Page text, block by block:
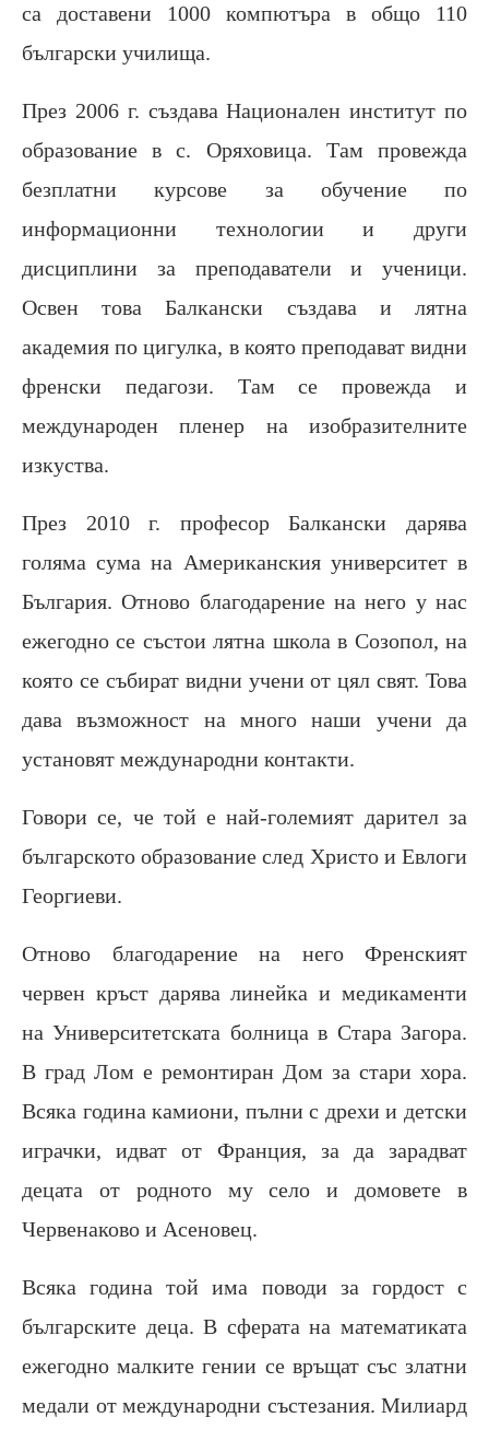
са доставени 1000 компютъра в общо 110
български училища.
През 2006 г. създава Национален институт по
образование в с. Оряховица. Там провежда
безплатни курсове за обучение по
информационни технологии и други
дисциплини за преподаватели и ученици.
Освен това Балкански създава и лятна
академия по цигулка, в която преподават видни
френски педагози. Там се провежда и
международен пленер на изобразителните
изкуства.
През 2010 г. професор Балкански дарява
голяма сума на Американския университет в
България. Отново благодарение на него у нас
ежегодно се състои лятна школа в Созопол, на
която се събират видни учени от цял свят. Това
дава възможност на много наши учени да
установят международни контакти.
Говори се, че той е най-големият дарител за
българското образование след Христо и Евлоги
Георгиеви.
Отново благодарение на него Френският
червен кръст дарява линейка и медикаменти
на Университетската болница в Стара Загора.
В град Лом е ремонтиран Дом за стари хора.
Всяка година камиони, пълни с дрехи и детски
играчки, идват от Франция, за да зарадват
децата от родното му село и домовете в
Червенаково и Асеновец.
Всяка година той има поводи за гордост с
българските деца. В сферата на математиката
ежегодно малките гении се връщат със златни
медали от международни състезания. Милиард